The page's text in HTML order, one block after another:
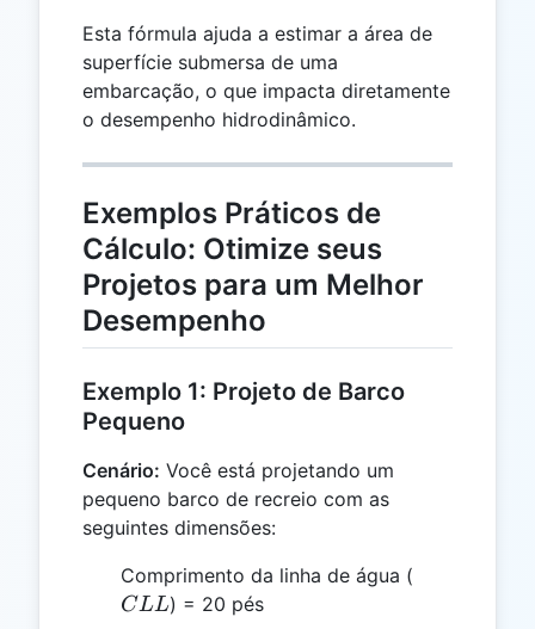
Esta fórmula ajuda a estimar a área de
superfície submersa de uma
embarcação, o que impacta diretamente
o desempenho hidrodinâmico.
Exemplos Práticos de
Cálculo: Otimize seus
Projetos para um Melhor
Desempenho
Exemplo 1: Projeto de Barco
Pequeno
Cenário: Você está projetando um
pequeno barco de recreio com as
seguintes dimensões:
Comprimento da linha de água (
CLL) = 20 pés